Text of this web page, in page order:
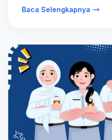
Baca Selengkapnya